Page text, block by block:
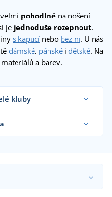
pohodlné na nošení.
je jednoduše rozepnout.
s kapucí nebo bez ní. U nás
dámské, pánské i dětské. Na
a barev.
kluby
mikiny sportovním týmům,
i koncovým zákazníkům již